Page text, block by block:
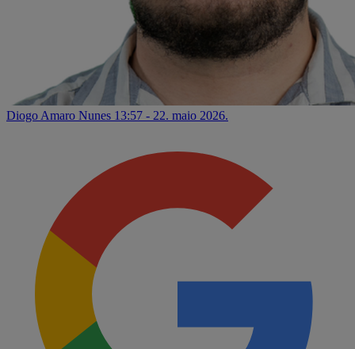
Diogo Amaro Nunes 13:57 - 22. maio 2026.